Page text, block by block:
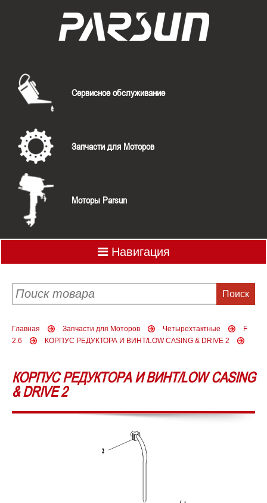
Сервисное обслуживание
Запчасти для Моторов
Моторы Parsun
Навигация
Главная Запчасти для Моторов Четырехтактные
F
2.6
КОРПУС РЕДУКТОРА И ВИНТ/LOW CASING & DRIVE 2
КОРПУС РЕДУКТОРА И ВИНТ/LOW CASING
& DRIVE 2